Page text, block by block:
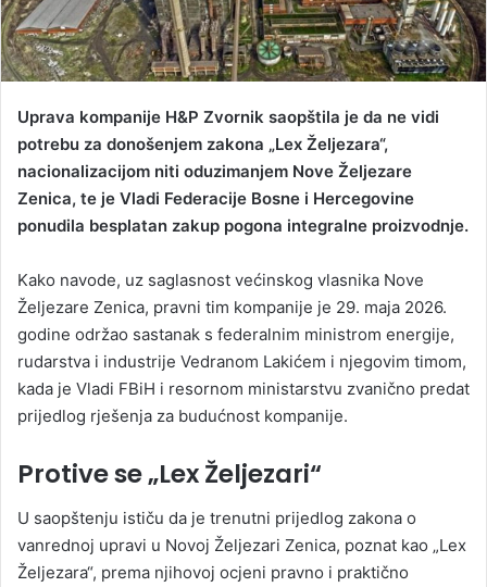
l
Uprava kompanije H&P Zvornik saopštila je da ne vidi
potrebu za donošenjem zakona „Lex Željezara“,
nacionalizacijom niti oduzimanjem Nove Željezare
Zenica, te je Vladi Federacije Bosne i Hercegovine
ponudila besplatan zakup pogona integralne proizvodnje.
Kako navode, uz saglasnost većinskog vlasnika Nove
Željezare Zenica, pravni tim kompanije je 29. maja 2026.
godine održao sastanak s federalnim ministrom energije,
rudarstva i industrije Vedranom Lakićem i njegovim timom,
kada je Vladi FBiH i resornom ministarstvu zvanično predat
prijedlog rješenja za budućnost kompanije.
Protive se „Lex Željezari“
U saopštenju ističu da je trenutni prijedlog zakona o
vanrednoj upravi u Novoj Željezari Zenica, poznat kao „Lex
Željezara“, prema njihovoj ocjeni pravno i praktično